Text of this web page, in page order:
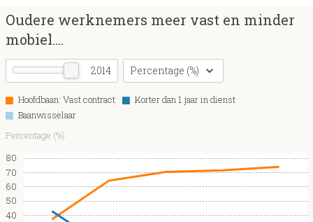
2014 Percentage (%)
Oudere werknemers meer vast en minder
mobiel....
Percentage (%)
Hoofdbaan: Vast contract
Korter dan 1 jaar in dienst
Baanwisselaar
40
50
60
70
80